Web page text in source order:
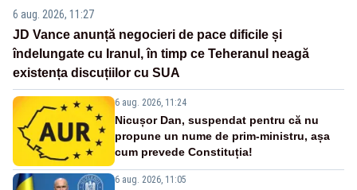
6 aug. 2026, 11:27
JD Vance anunță negocieri de pace dificile și
îndelungate cu Iranul, în timp ce Teheranul neagă
existența discuțiilor cu SUA
6 aug. 2026, 11:24
Nicușor Dan, suspendat pentru că nu
propune un nume de prim-ministru, așa
cum prevede Constituția!
6 aug. 2026, 11:05